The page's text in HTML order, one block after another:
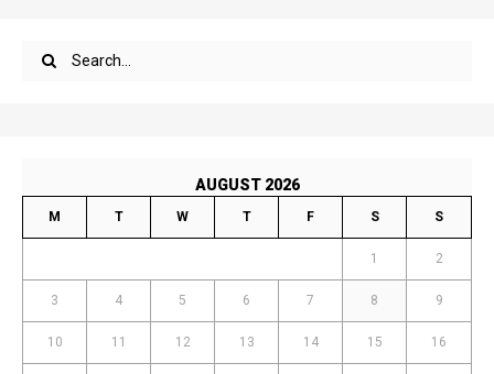
AUGUST 2026
M T W T F S S
1 2
3 4 5 6 7 8 9
10 11 12 13 14 15 16